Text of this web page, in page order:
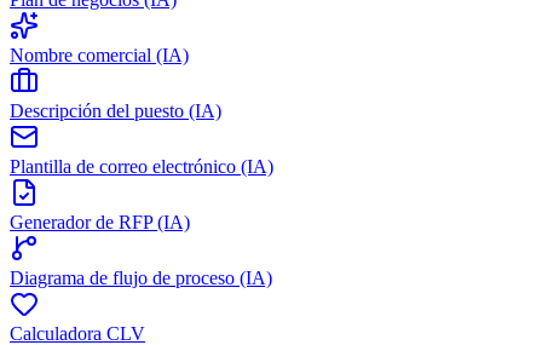
Nombre comercial (IA)
Descripción del puesto (IA)
Plantilla de correo electrónico (IA)
Generador de RFP (IA)
Diagrama de flujo de proceso (IA)
Calculadora CLV